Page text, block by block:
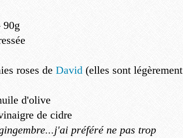
90g
roses de David (elles sont légèrement
d'olive
de cidre
préféré ne pas trop